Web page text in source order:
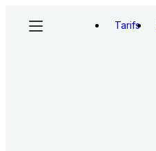
Tarifs